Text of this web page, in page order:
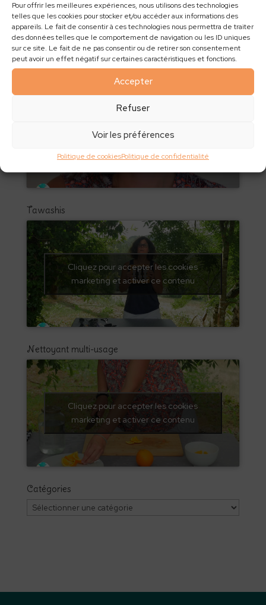
Pour offrir les meilleures expériences, nous utilisons des technologies
telles que les cookies pour stocker et/ou accéder aux informations des
appareils. Le fait de consentir à ces technologies nous permettra de traiter
des données telles que le comportement de navigation ou les ID uniques
sur ce site. Le fait de ne pas consentir ou de retirer son consentement
peut avoir un effet négatif sur certaines caractéristiques et fonctions.
Accepter
Refuser
Voir les préférences
Politique de cookiesPolitique de confidentialité
Dentifirice Maison adulte
marketing et activer ce contenu
Tawashis
Cliquez pour accepter les cookies
marketing et activer ce contenu
Nettoyant multi-usage
Cliquez pour accepter les cookies
marketing et activer ce contenu
Catégories
Catégories